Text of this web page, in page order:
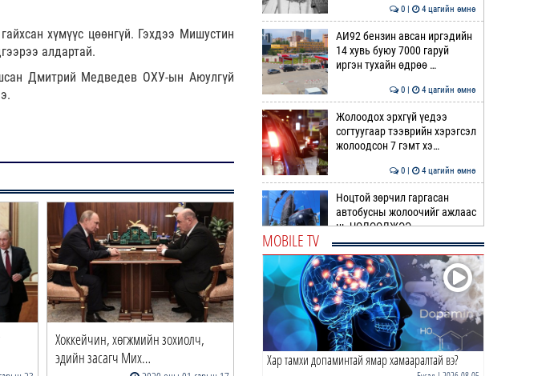
хүмүүс цөөнгүй. Гэхдээ Мишустин
алдартай.
Дмитрий Медведев ОХУ-ын Аюулгүй
Хоккейчин, хөгжмийн зохиолч,
эдийн засагч Мих…
ОХУ-ын хамгийн тууштай ЕРӨНХИЙ
САЙД Д.Медведе…
Фото дурсамж:
Д.Медведев
0 | 4 цагийн өмнө
АИ92 бензин авсан иргэдийн
14 хувь буюу 7000 гаруй
иргэн тухайн өдрөө …
0 | 4 цагийн өмнө
Жолоодох эрхгүй үедээ
согтуугаар тээврийн хэрэгсэл
жолоодсон 7 гэмт хэ…
0 | 4 цагийн өмнө
Ноцтой зөрчил гаргасан
автобусны жолоочийг ажлаас
нь ЧӨЛӨӨЛЖЭЭ
“Цалинтай ээж”-ийн 50
мянган төгрөгийг 500 мянга
болгох өргөдлийг дахи…
1 | 5 цагийн өмнө
Долоодугаар сард 709,503
MOBILE TV
Хар тамхи допаминтай ямар хамааралтай вэ?